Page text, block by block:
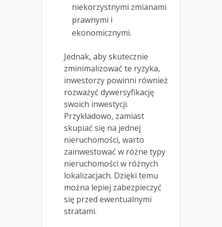
niekorzystnymi zmianami
prawnymi i
ekonomicznymi.
Jednak, aby skutecznie
zminimalizować te ryzyka,
inwestorzy powinni również
rozważyć dywersyfikację
swoich inwestycji.
Przykładowo, zamiast
skupiać się na jednej
nieruchomości, warto
zainwestować w różne typy
nieruchomości w różnych
lokalizacjach. Dzięki temu
można lepiej zabezpieczyć
się przed ewentualnymi
stratami.